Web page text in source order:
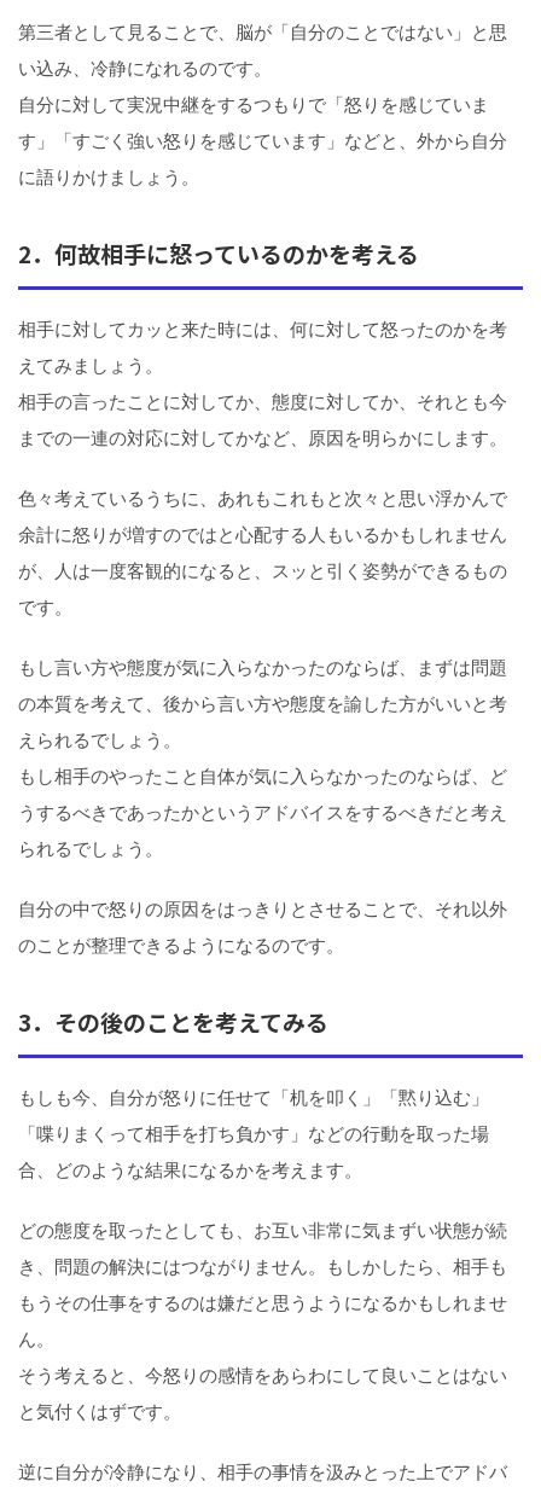
第三者として見ることで、脳が「自分のことではない」と思
い込み、冷静になれるのです。
自分に対して実況中継をするつもりで「怒りを感じていま
す」「すごく強い怒りを感じています」などと、外から自分
に語りかけましょう。
2．何故相手に怒っているのかを考える
相手に対してカッと来た時には、何に対して怒ったのかを考
えてみましょう。
相手の言ったことに対してか、態度に対してか、それとも今
までの一連の対応に対してかなど、原因を明らかにします。
色々考えているうちに、あれもこれもと次々と思い浮かんで
余計に怒りが増すのではと心配する人もいるかもしれません
が、人は一度客観的になると、スッと引く姿勢ができるもの
です。
もし言い方や態度が気に入らなかったのならば、まずは問題
の本質を考えて、後から言い方や態度を諭した方がいいと考
えられるでしょう。
もし相手のやったこと自体が気に入らなかったのならば、ど
うするべきであったかというアドバイスをするべきだと考え
られるでしょう。
自分の中で怒りの原因をはっきりとさせることで、それ以外
のことが整理できるようになるのです。
3．その後のことを考えてみる
もしも今、自分が怒りに任せて「机を叩く」「黙り込む」
「喋りまくって相手を打ち負かす」などの行動を取った場
合、どのような結果になるかを考えます。
どの態度を取ったとしても、お互い非常に気まずい状態が続
き、問題の解決にはつながりません。もしかしたら、相手も
もうその仕事をするのは嫌だと思うようになるかもしれませ
ん。
そう考えると、今怒りの感情をあらわにして良いことはない
と気付くはずです。
逆に自分が冷静になり、相手の事情を汲みとった上でアドバ